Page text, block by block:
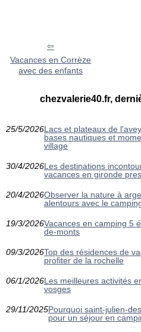
Vacances en Corrèze
avec des enfants
chezvalerie40.fr,
25/5/2026Lacs et plateaux de
bases nautiques et
village
30/4/2026Les destinations
vacances en gironde
20/4/2026Observer la nature à
alentours avec le
19/3/2026Vacances en camping 5
de-monts
09/3/2026Top des résidences de
profiter de la rochelle
06/1/2026Les meilleures activités
vosges
29/11/2025Pourquoi saint-julien-
pour un séjour en